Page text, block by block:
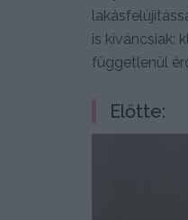
is kíváncsiak:
függetlenül
Előtte: